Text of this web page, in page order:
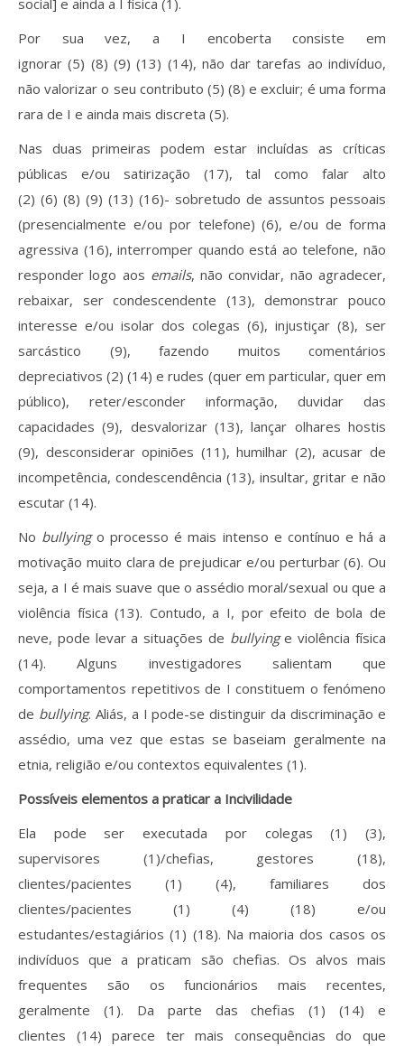
social] e ainda a I física (1).
Por sua vez, a I encoberta consiste em
ignorar (5) (8) (9) (13) (14), não dar tarefas ao indivíduo,
não valorizar o seu contributo (5) (8) e excluir; é uma forma
rara de I e ainda mais discreta (5).
Nas duas primeiras podem estar incluídas as críticas
públicas e/ou satirização (17), tal como falar alto
(2) (6) (8) (9) (13) (16)- sobretudo de assuntos pessoais
(presencialmente e/ou por telefone) (6), e/ou de forma
agressiva (16), interromper quando está ao telefone, não
responder logo aos emails, não convidar, não agradecer,
rebaixar, ser condescendente (13), demonstrar pouco
interesse e/ou isolar dos colegas (6), injustiçar (8), ser
sarcástico (9), fazendo muitos comentários
depreciativos (2) (14) e rudes (quer em particular, quer em
público), reter/esconder informação, duvidar das
capacidades (9), desvalorizar (13), lançar olhares hostis
(9), desconsiderar opiniões (11), humilhar (2), acusar de
incompetência, condescendência (13), insultar, gritar e não
escutar (14).
No bullyingo processo é mais intenso e contínuo e há a
motivação muito clara de prejudicar e/ou perturbar (6). Ou
seja, a I é mais suave que o assédio moral/sexual ou que a
violência física (13). Contudo, a I, por efeito de bola de
neve, pode levar a situações de bullyinge violência física
(14). Alguns investigadores salientam que
comportamentos repetitivos de I constituem o fenómeno
de bullying. Aliás, a I pode-se distinguir da discriminação e
assédio, uma vez que estas se baseiam geralmente na
etnia, religião e/ou contextos equivalentes (1).
Possíveis elementos a praticar a Incivilidade
Ela pode ser executada por colegas (1) (3),
supervisores (1)/chefias, gestores (18),
clientes/pacientes (1) (4), familiares dos
clientes/pacientes (1) (4) (18) e/ou
estudantes/estagiários (1) (18). Na maioria dos casos os
indivíduos que a praticam são chefias. Os alvos mais
frequentes são os funcionários mais recentes,
geralmente (1). Da parte das chefias (1) (14) e
clientes (14) parece ter mais consequências do que